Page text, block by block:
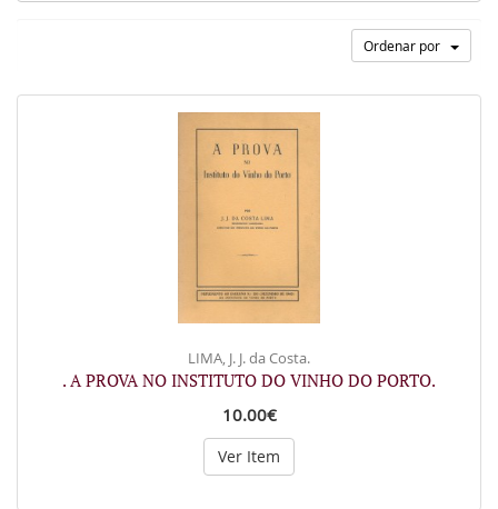
Ordenar por
LIMA, J. J. da Costa.
. A PROVA NO INSTITUTO DO VINHO DO PORTO.
10.00€
Ver Item